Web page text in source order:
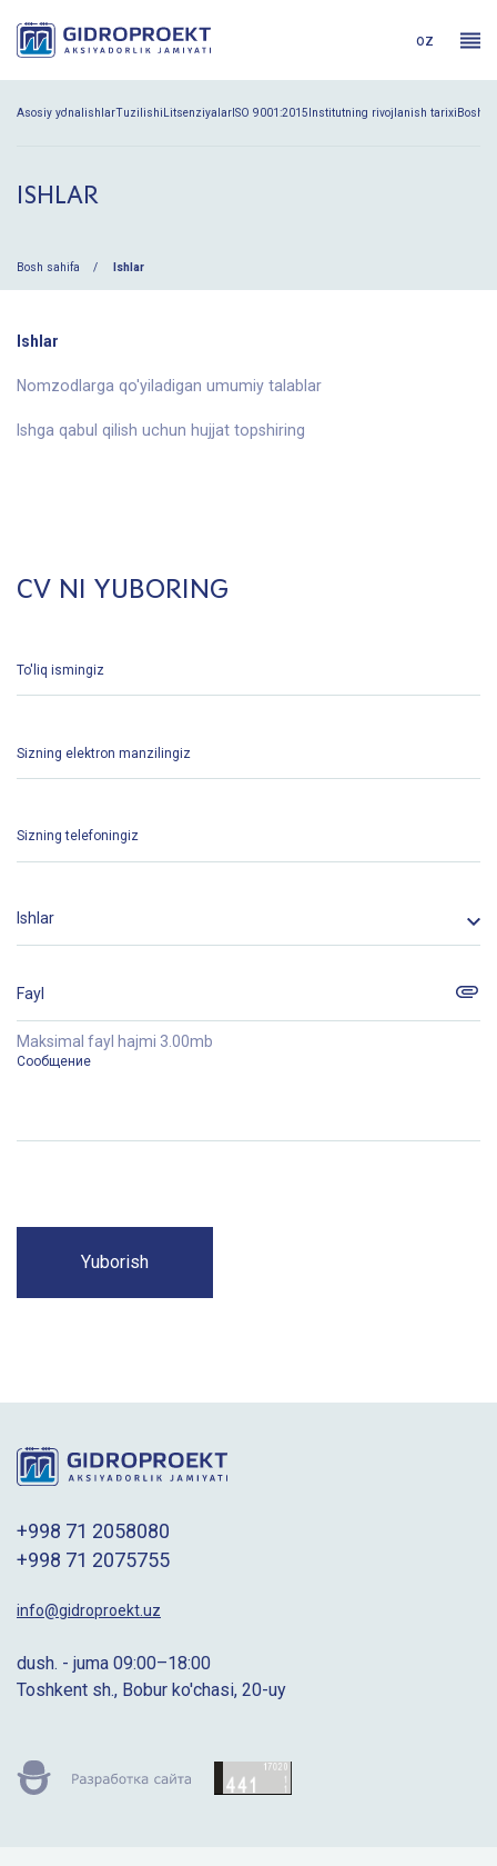
oz
Asosiy yo'nalishlarTuzilishi Litsenziyalar ISO 9001:2015 Institutning rivojlanish tarixi
ISHLAR
Bosh sahifa Ishlar
Ishlar
Nomzodlarga qo'yiladigan umumiy talablar
Ishga qabul qilish uchun hujjat topshiring
CV NI YUBORING
Ishlar
Fayl
Maksimal fayl hajmi 3.00mb
Yuborish
+998 71 2058080
+998 71 2075755
info@gidroproekt.uz
dush. - juma 09:00–18:00
Toshkent sh., Bobur ko'chasi, 20-uy